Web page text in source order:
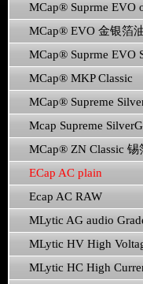
MCap® Suprme EVO
MCap® EVO 金银箔
MCap® Suprme EVO
MCap® MKP Classic
MCap® Supreme
Mcap Supreme
MCap® ZN Classic 锡
ECap AC plain
Ecap AC RAW
MLytic AG audio
MLytic HV High
MLytic HC High